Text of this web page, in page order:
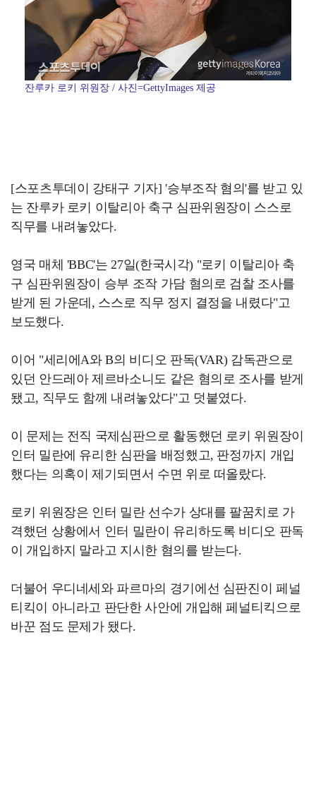
잔루카 로키 위원장 / 사진=GettyImages 제공
[스포츠투데이 강태구 기자] '승부조작 혐의'를 받고 있
는 잔루카 로키 이탈리아 축구 심판위원장이 스스로
직무를 내려놓았다.
영국 매체 'BBC'는 27일(한국시각) "로키 이탈리아 축
구 심판위원장이 승부 조작 가담 혐의로 검찰 조사를
받게 된 가운데, 스스로 직무 정지 결정을 내렸다"고
보도했다.
이어 "세리에A와 B의 비디오 판독(VAR) 감독관으로
있던 안드레아 제르바소니도 같은 혐의로 조사를 받게
됐고, 직무도 함께 내려놓았다"고 덧붙였다.
이 문제는 전직 국제심판으로 활동했던 로키 위원장이
인터 밀란에 유리한 심판을 배정했고, 판정까지 개입
했다는 의혹이 제기되면서 수면 위로 떠올랐다.
로키 위원장은 인터 밀란 선수가 상대를 팔꿈치로 가
격했던 상황에서 인터 밀란이 유리하도록 비디오 판독
이 개입하지 말라고 지시한 혐의를 받는다.
더불어 우디네세와 파르마의 경기에선 심판진이 페널
티킥이 아니라고 판단한 사안에 개입해 페널티킥으로
바꾼 점도 문제가 됐다.